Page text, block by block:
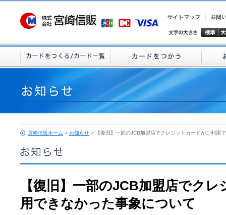
宮崎信販ホーム > お知らせ > 【復旧】一部のJCB加盟店でクレジットカードがご利用
【復旧】一部のJCB加盟店でク
用できなかった事象について